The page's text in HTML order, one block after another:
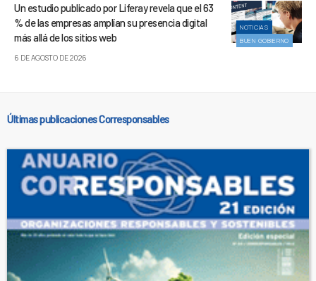
NOTICIAS
BUEN GOBIERNO
Un estudio publicado por Liferay revela que el 63
% de las empresas amplían su presencia digital
más allá de los sitios web
6 DE AGOSTO DE 2026
Últimas publicaciones Corresponsables